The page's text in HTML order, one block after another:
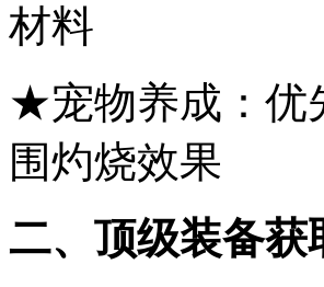
材料
★宠物养成：优
围灼烧效果
二、顶级装备获